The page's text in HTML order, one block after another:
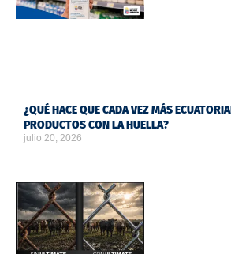
¿QUÉ HACE QUE CADA VEZ MÁS
PRODUCTOS CON LA HUELLA?
julio 20, 2026